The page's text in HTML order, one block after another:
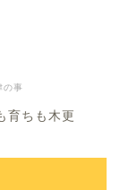
の事
も木更
父